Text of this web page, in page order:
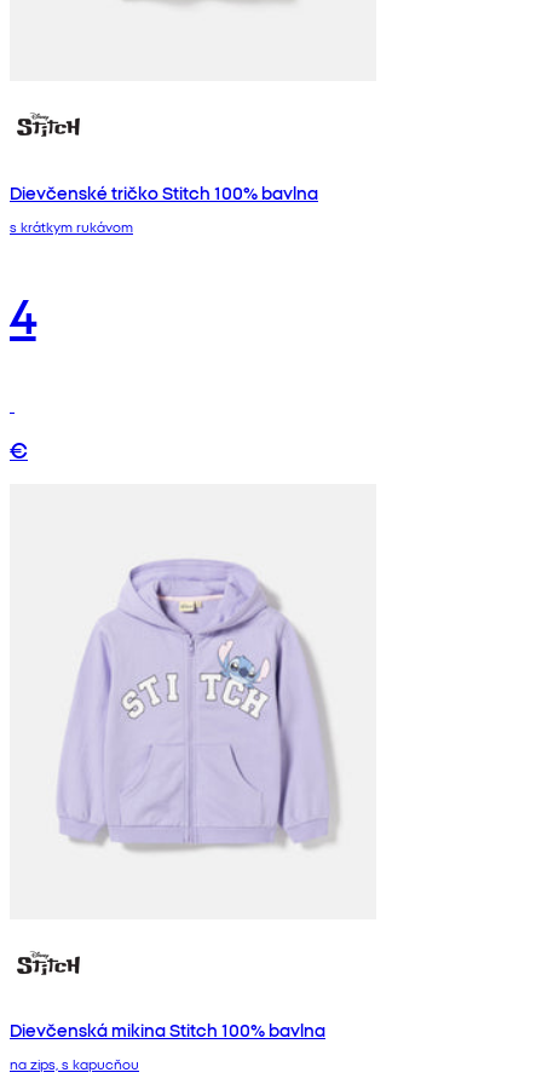
Dievčenské tričko Stitch 100% bavlna
s krátkym rukávom
4
€
Dievčenská mikina Stitch 100% bavlna
na zips, s kapucňou